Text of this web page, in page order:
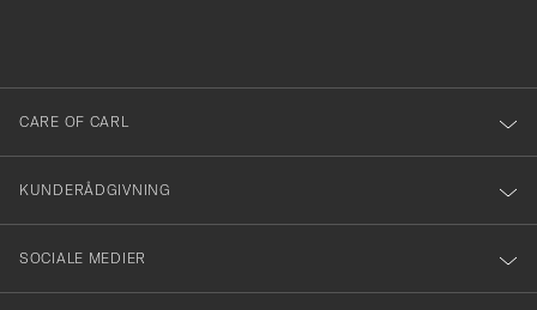
dig
till
vårt
nyhetsbrev!
CARE OF CARL
KUNDERÅDGIVNING
SOCIALE MEDIER